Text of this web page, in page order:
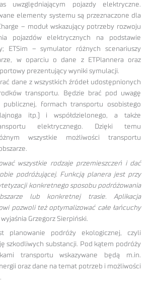
uwzględniającym pojazdy elektryczne.
elementy systemu są przeznaczone dla
– moduł wskazujący potrzeby rozwoju
pojazdów elektrycznych na podstawie
ETSim – symulator różnych scenariuszy
w oparciu o dane z ETPlannera oraz
prezentujący wyniki symulacji.
dane z wszystkich źródeł udostępnionych
transportu. Będzie brać pod uwagę
formach transportu osobistego
itp.) i współdzielonego, a także
elektrycznego. Dzięki temu
wszystkie możliwości transportu
wszystkie rodzaje przemieszczeń i dać
podróżującej. Funkcją planera jest przy
konkretnego sposobu podróżowania
lub konkretnej trasie. Aplikacja
pozwoli też optymalizować całe łańcuchy
Grzegorz Sierpiński.
planowanie podróży ekologicznej, czyli
szkodliwych substancji. Pod kątem podróży
transportu wskazywane będą m.in.
oraz dane na temat potrzeb i możliwości